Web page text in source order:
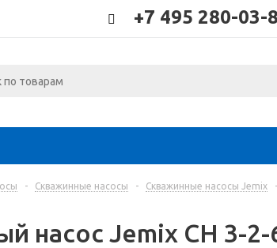
+7 495 280-03-
- Скважинные насосы - Скважинные насосы Jemix -
насос Jemix СН 3-2-